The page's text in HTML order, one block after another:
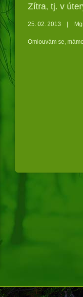
Zítra, tj. v
25. 02. 2013
Omlouvám se,